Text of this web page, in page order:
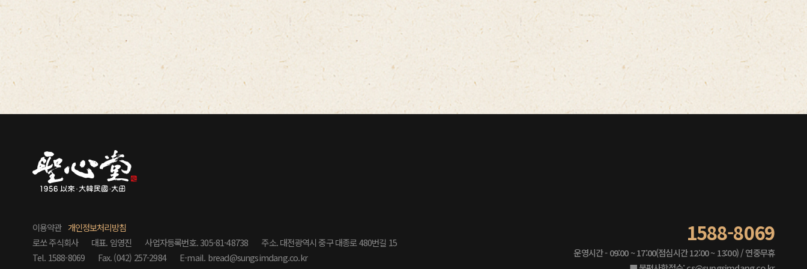
이용약관 개인정보처리방침
로쏘 주식회사
대표. 임영진 사업자등록번호. 305-81-48738
주소. 대전광역시 중구 대종로 480번길 15
Tel. 1588-8069
Fax. (042) 257-2984
E-mail. bread@sungsimdang.co.kr
1588-8069
운영시간 - 09:00 ~ 17:00(점심시간 12:00 ~ 13:00) / 연중무휴